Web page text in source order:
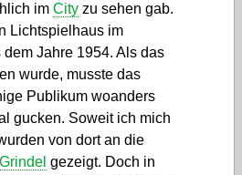
im Cityzu sehen gab.
Lichtspielhaus im
Jahre 1954. Als das
wurde, musste das
Publikum woanders
gucken. Soweit ich mich
von dort an die
Grindel gezeigt. Doch in